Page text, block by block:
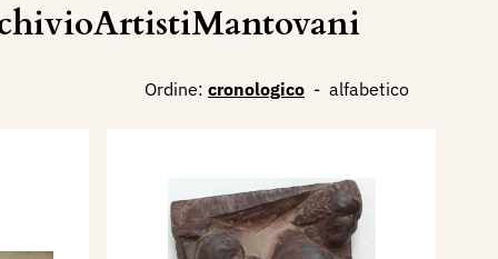
Ordine: cronologico - alfabetico